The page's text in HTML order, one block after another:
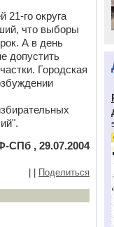
21-го округа
что выборы
А в день
допустить
Городская
СПб , 29.07.2004
Поделиться